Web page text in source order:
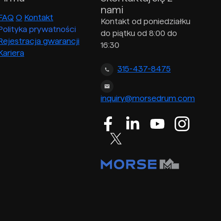
O Kontakt
prywatności
gwarancji
nami
Kontakt od poniedziałku
do piątku od 8:00 do
16:30
315-437-8475
inquiry@morsedrum.com